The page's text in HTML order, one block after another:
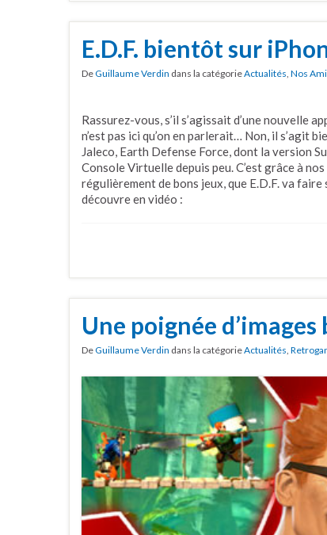
E.D.F. bientôt sur
DeGuillaume Verdin dans la catégorieActualités, Nos
Rassurez-vous, s’il s’agissait d’une nouvelle
n’est pas ici qu’on en parlerait… Non, il s’agit
Jaleco, Earth Defense Force, dont la version
Console Virtuelle depuis peu. C’est grâce à
régulièrement de bons jeux, que E.D.F. va
découvre en vidéo :
Une poignée
DeGuillaume Verdin dans la catégorieActualités